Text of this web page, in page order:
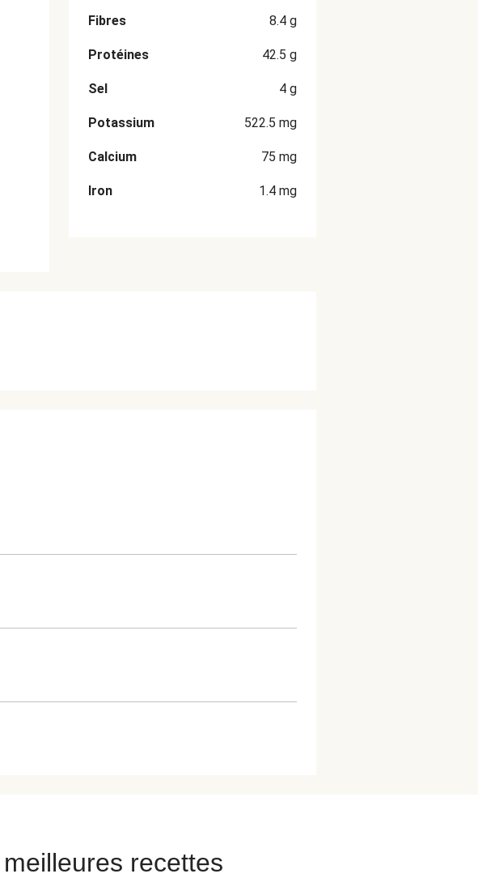
Fibres 8.4 g
Protéines 42.5 g
Sel 4 g
Potassium 522.5 mg
Calcium 75 mg
Iron 1.4 mg
recettes